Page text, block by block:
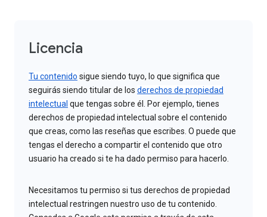
Licencia
Tu contenido sigue siendo tuyo, lo que significa que
seguirás siendo titular de los derechos de propiedad
intelectual que tengas sobre él. Por ejemplo, tienes
derechos de propiedad intelectual sobre el contenido
que creas, como las reseñas que escribes. O puede que
tengas el derecho a compartir el contenido que otro
usuario ha creado si te ha dado permiso para hacerlo.
Necesitamos tu permiso si tus derechos de propiedad
intelectual restringen nuestro uso de tu contenido.